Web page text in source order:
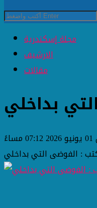
مجلة إسكندرية
الارشيف
مقالات
بداخلي
: الفوضى التي بداخلي